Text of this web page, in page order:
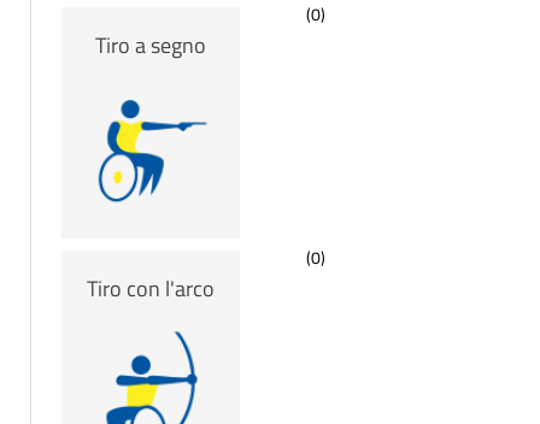
Tiro a segno
(0)
Tiro con l'arco
(0)